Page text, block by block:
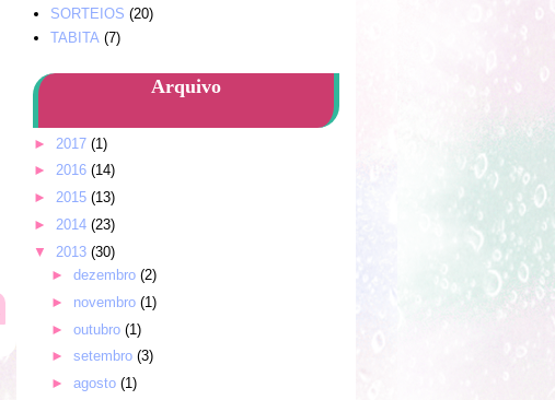
SORTEIOS (20)
TABITA (7)
Arquivo
► 2017 (1)
► 2016 (14)
► 2015 (13)
► 2014 (23)
▼
2013 (30)
► dezembro (2)
► novembro (1)
► outubro (1)
► setembro (3)
► agosto (1)